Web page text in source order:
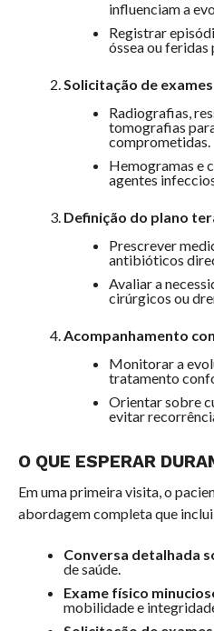
influenciam a
Registrar
óssea ou feridas
Solicitação de
Radiografias,
tomografias
comprometidas.
Hemogramas e
agentes
Definição do plano
Prescrever
antibióticos
Avaliar a
cirúrgicos ou
Acompanhamento
Monitorar a
tratamento
Orientar sobre
evitar
O QUE ESPERAR
Em uma primeira visita, o
abordagem completa que
Conversa detalhada
de saúde.
Exame físico
mobilidade e